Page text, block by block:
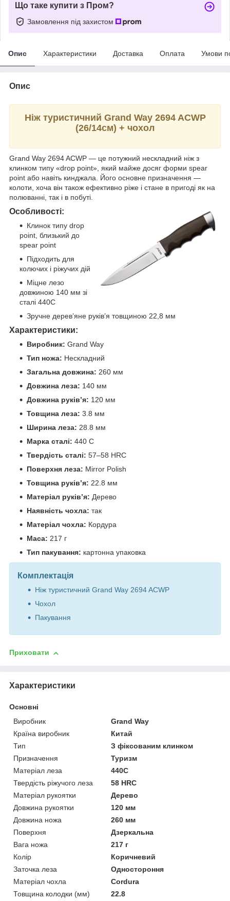
Що таке купити з Пром?
Замовлення під захистом
Опис Характеристики Доставка Оплата Умови
Опис
Ніж туристичний Grand Way 2694 ACWP
(26/14см) + чохол
Grand Way 2694 ACWP — це потужний нескладний ніж з
клинком типу «drop point», який майже досяг форми spear
point або навіть кинджала. Його основне призначення —
колоти, хоча він також ефективно ріже і стане в пригоді як на
полюванні, так і в побуті.
Особливості:
Клинок типу drop
point, близький до
spear point
Підходить для
колючих і ріжучих дій
Міцне лезо
довжиною 140 мм зі
сталі 440C
Зручне дерев’яне руків’я товщиною 22,8 мм
Характеристики:
Виробник: Grand Way
Тип ножа: Нескладний
Загальна довжина: 260 мм
Довжина леза: 140 мм
Довжина руків’я: 120 мм
Товщина леза: 3.8 мм
Ширина леза: 28.8 мм
Марка сталі: 440 C
Твердість сталі: 57–58 HRC
Поверхня леза: Mirror Polish
Товщина руків’я: 22.8 мм
Матеріал руків’я: Дерево
Наявність чохла: так
Матеріал чохла: Кордура
Маса: 217 г
Тип пакування: картонна упаковка
Комплектація
Ніж туристичний Grand Way 2694 ACWP
Чохол
Пакування
Приховати
Характеристики
Основні
Виробник
Grand Way
Країна виробник
Китай
Тип
З фіксованим клинком
Призначення
Туризм
Матеріал леза
440C
Твердість ріжучого леза
58 HRC
Матеріал рукоятки
Дерево
Довжина рукоятки
120 мм
Довжина ножа
260 мм
Поверхня
Дзеркальна
Вага ножа
217 г
Колір
Коричневий
Заточка леза
Одностороння
Матеріал чохла
Cordura
Товщина колодки (мм)
22.8